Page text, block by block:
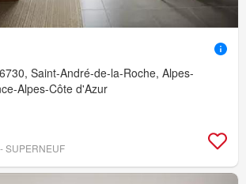
Saint-André-de-la-Roche, Alpes-
Alpes-Côte d'Azur
SUPERNEUF